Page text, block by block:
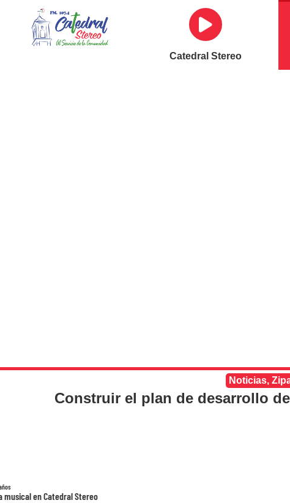
Catedral Stereo
Noticias,
Construir el plan de desarrollo
en Catedral Stereo